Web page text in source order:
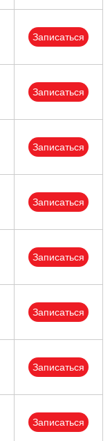
Записаться
Записаться
Записаться
Записаться
Записаться
Записаться
Записаться
Записаться